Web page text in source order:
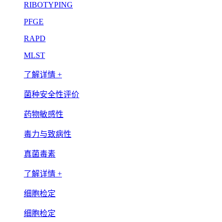
RIBOTYPING
PFGE
RAPD
MLST
了解详情 +
菌种安全性评价
药物敏感性
毒力与致病性
真菌毒素
了解详情 +
细胞检定
细胞检定